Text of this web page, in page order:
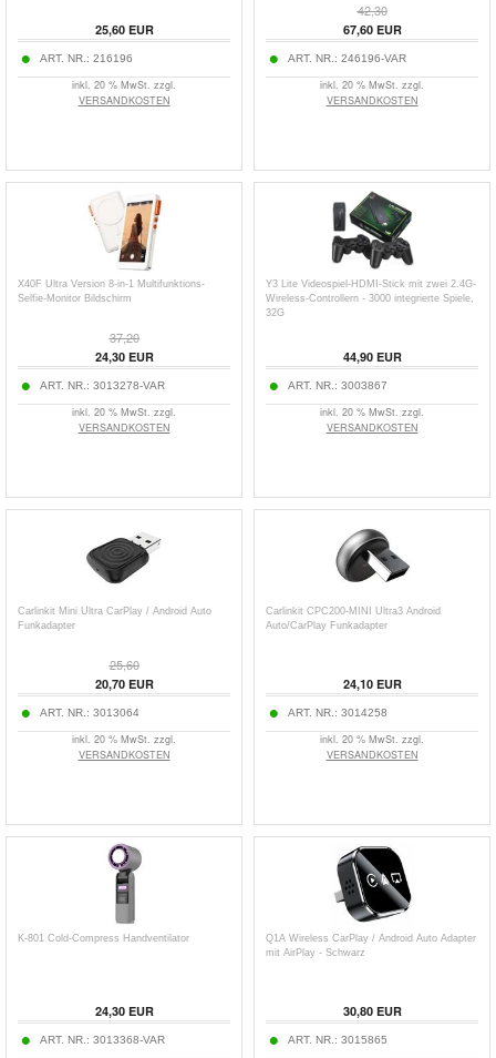
25,60EUR
ART. NR.: 216196
inkl. 20 % MwSt. zzgl.
VERSANDKOSTEN
42,30
67,60EUR
ART. NR.: 246196-VAR
inkl. 20 % MwSt. zzgl.
VERSANDKOSTEN
X40F Ultra Version 8-in-1 Multifunktions-
Selfie-Monitor Bildschirm
37,20
24,30EUR
ART. NR.: 3013278-VAR
inkl. 20 % MwSt. zzgl.
VERSANDKOSTEN
Y3 Lite Videospiel-HDMI-Stick mit zwei 2.4G-
Wireless-Controllern - 3000 integrierte Spiele,
32G
44,90EUR
ART. NR.: 3003867
inkl. 20 % MwSt. zzgl.
VERSANDKOSTEN
Carlinkit Mini Ultra CarPlay / Android Auto
Funkadapter
25,60
20,70EUR
ART. NR.: 3013064
inkl. 20 % MwSt. zzgl.
VERSANDKOSTEN
Carlinkit CPC200-MINI Ultra3 Android
Auto/CarPlay Funkadapter
24,10EUR
ART. NR.: 3014258
inkl. 20 % MwSt. zzgl.
VERSANDKOSTEN
K-801 Cold-Compress Handventilator
24,30EUR
ART. NR.: 3013368-VAR
Q1A Wireless CarPlay / Android Auto Adapter
mit AirPlay - Schwarz
30,80EUR
ART. NR.: 3015865